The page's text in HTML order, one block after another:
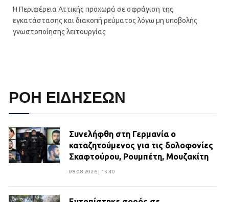
Η Περιφέρεια Αττικής προχωρά σε σφράγιση της
εγκατάστασης και διακοπή ρεύματος λόγω μη υποβολής
γνωστοποίησης λειτουργίας
ΡΟΗ ΕΙΔΗΣΕΩΝ
Συνελήφθη στη Γερμανία ο
καταζητούμενος για τις δολοφονίες
Σκαφτούρου, Ρουμπέτη, Μουζακίτη
08.08.2026 | 13:40